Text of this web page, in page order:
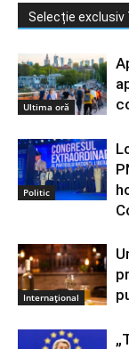
Selecție exclusiv
Ultima oră
Politic
Internațional